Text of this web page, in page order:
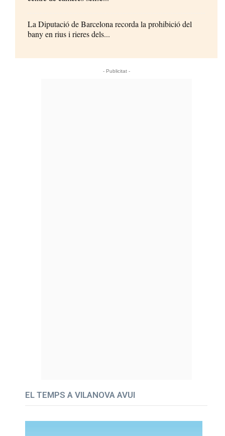
La Diputació de Barcelona recorda la prohibició del
bany en rius i rieres dels...
- Publicitat -
EL TEMPS A VILANOVA AVUI